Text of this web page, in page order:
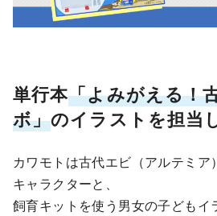
単行本「よみがえる！
ボ」のイラストを担当
カワモトは古代エビ（アルテミ
キャラクターと、
飼育キットを使う男女の子どもイ